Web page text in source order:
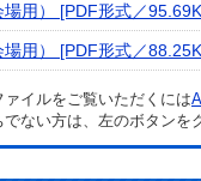
用） [PDF形式／
用） [PDF形式／
ァイルをご覧いただくには
でない方は、左のボタンを